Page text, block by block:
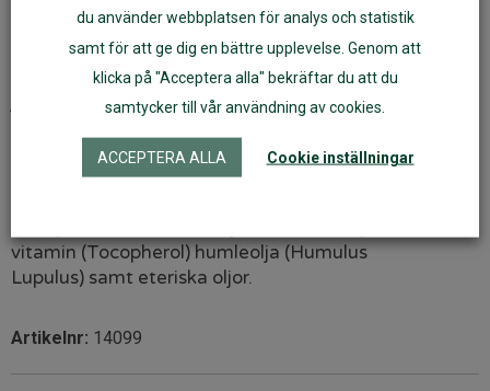
INGREDIENSER(INCI)
Aprikoskärnolja(Prunus armeniaca kernel oil)
(Simmondsia chinensis oil), mandelolja
communis seed oil), Silikoner från
(Hydrogenated Ethylhexyl Olivate,
vitamin(Tocopherol)humleolja(Humulus
Lupulus) samt eteriska oljor.
Artikelnr: 14099
du använder webbplatsen för analys och statistik
samt för att ge dig en bättre upplevelse. Genom att
klicka på "Acceptera alla" bekräftar du att du
samtycker till vår användning av cookies.
ACCEPTERA ALLA Cookie inställningar